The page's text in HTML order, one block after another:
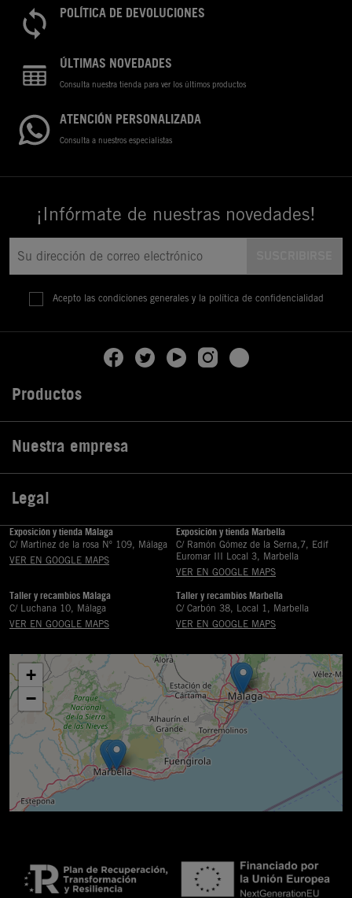
POLÍTICA DE DEVOLUCIONES
ÚLTIMAS NOVEDADES
Consulta nuestra tienda para ver los últimos productos
ATENCIÓN PERSONALIZADA
Consulta a nuestros especialistas
¡Infórmate de nuestras novedades!
Acepto las condiciones generales y la política de confidencialidad
Productos
Nuestra empresa
Legal
Exposición y tienda Málaga
C/ Martinez de la rosa Nº 109, Málaga
VER EN GOOGLE MAPS
Exposición y tienda Marbella
C/ Ramón Gómez de la Serna,7, Edif
Euromar III Local 3, Marbella
VER EN GOOGLE MAPS
Taller y recambios Málaga
C/ Luchana 10, Málaga
VER EN GOOGLE MAPS
Taller y recambios Marbella
C/ Carbón 38, Local 1, Marbella
VER EN GOOGLE MAPS
+
−